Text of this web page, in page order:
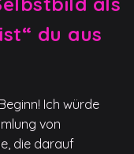
du aus
Ich würde
von
die darauf